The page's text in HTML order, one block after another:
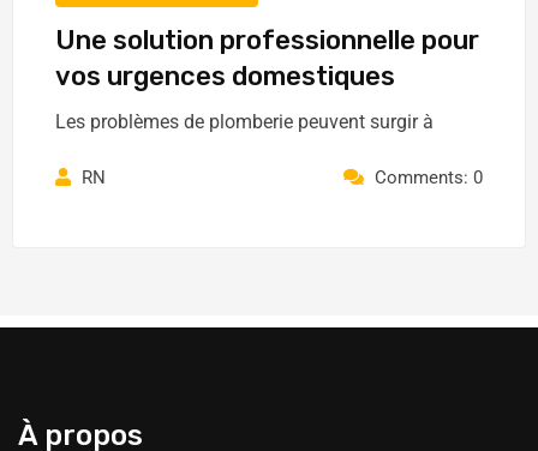
Une solution professionnelle pour
vos urgences domestiques
Les problèmes de plomberie peuvent surgir à
RN Comments: 0
À propos